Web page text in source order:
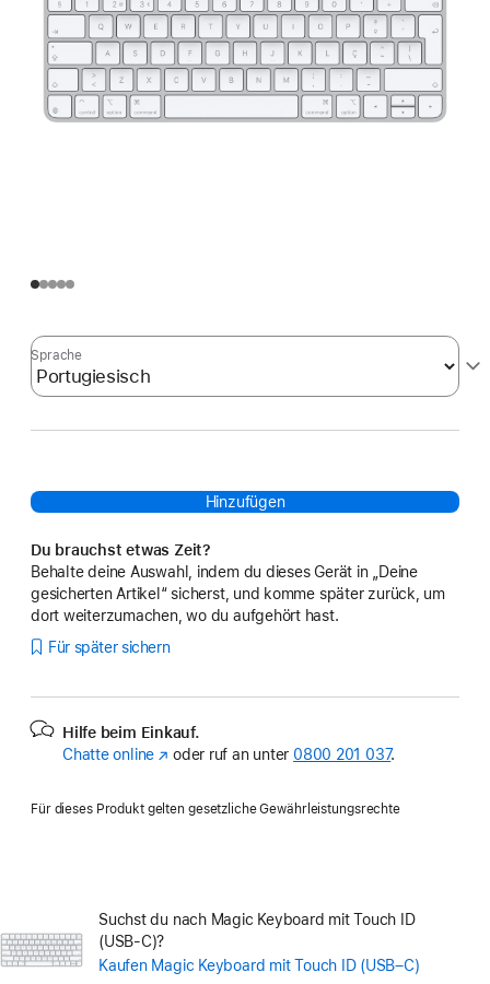
Sprache
Hinzufügen
Du brauchst etwas Zeit?
Behalte deine Auswahl, indem du dieses Gerät in „Deine
gesicherten Artikel“ sicherst, und komme später zurück, um
dort weiterzumachen, wo du aufgehört hast.
Für später sichern
Hilfe beim Einkauf.
Chatte online (Öffnet
Fenster)
oder ruf an unter 0800 201 037.
Für dieses Produkt gelten gesetzliche Gewährleistungsrechte
Suchst du nach Magic Keyboard mit Touch ID
(USB-C)?
KaufenMagic Keyboard mit Touch ID (USB–C)